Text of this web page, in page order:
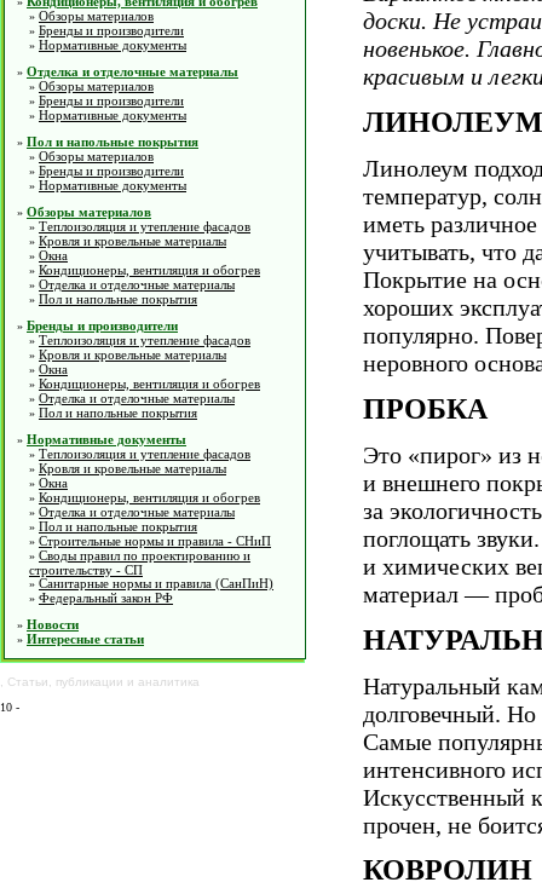
» Обзоры материалов
» Бренды и производители
» Нормативные документы
» Отделка и отделочные материалы
» Обзоры материалов
» Бренды и производители
» Нормативные документы
» Пол и напольные покрытия
» Обзоры материалов
» Бренды и производители
» Нормативные документы
» Обзоры материалов
» Теплоизоляция и утепление фасадов
» Кровля и кровельные материалы
» Окна
» Кондиционеры, вентиляция и обогрев
» Отделка и отделочные материалы
» Пол и напольные покрытия
» Бренды и производители
» Теплоизоляция и утепление фасадов
» Кровля и кровельные материалы
» Окна
» Кондиционеры, вентиляция и обогрев
» Отделка и отделочные материалы
» Пол и напольные покрытия
» Нормативные документы
» Теплоизоляция и утепление фасадов
» Кровля и кровельные материалы
» Окна
» Кондиционеры, вентиляция и обогрев
» Отделка и отделочные материалы
» Пол и напольные покрытия
» Строительные нормы и правила - СНиП
» Своды правил по проектированию и
строительству - СП
» Санитарные нормы и правила (СанПиН)
» Федеральный закон РФ
» Новости
» Интересные статьи
Статьи публикации и аналитика
10 -
доски. Не
новенькое.
красивым и
Линолеум
температур,
иметь
учитывать, что
Покрытие на
хороших
популярно.
неровного
ПРОБКА
Это «пирог» из
и внешнего
за
поглощать
и химических
материал —
Натуральный
долговечный. Но
Самые
интенсивного
Искусственный
прочен, не
КОВРОЛИН